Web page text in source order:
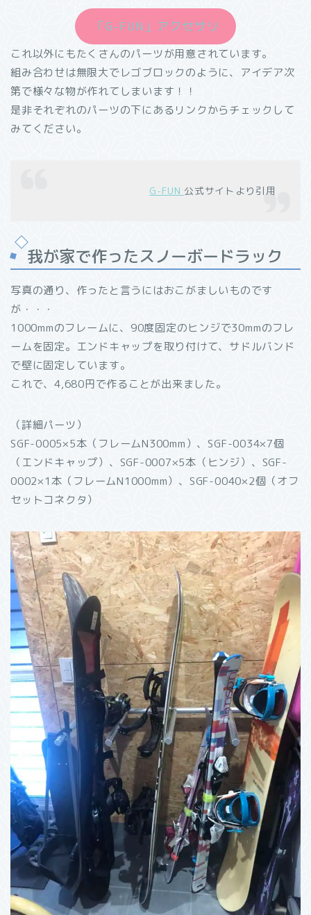
「G-FUN」アクセサリ
これ以外にもたくさんのパーツが用意されています。
組み合わせは無限大でレゴブロックのように、アイデア次
第で様々な物が作れてしまいます！！
是非それぞれのパーツの下にあるリンクからチェックして
みてください。
G-FUN 公式サイトより引用
我が家で作ったスノーボードラック
写真の通り、作ったと言うにはおこがましいものです
が・・・
1000mmのフレームに、90度固定のヒンジで30mmのフレ
ームを固定。エンドキャップを取り付けて、サドルバンド
で壁に固定しています。
これで、4,680円で作ることが出来ました。
（詳細パーツ）
SGF-0005×5本（フレームN300mm）、SGF-0034×7個
（エンドキャップ）、SGF-0007×5本（ヒンジ）、SGF-
0002×1本（フレームN1000mm）、SGF-0040×2個（オフ
セットコネクタ）